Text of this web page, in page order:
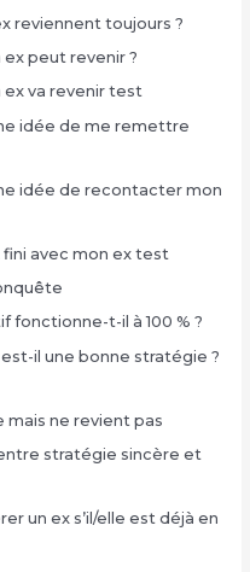
reviennent toujours ?
peut revenir ?
ex va revenir test
idée de me remettre
idée de recontacter mon
avec mon ex test
fonctionne-t-il à 100 % ?
il une bonne stratégie ?
mais ne revient pas
stratégie sincère et
un ex s’il/elle est déjà en